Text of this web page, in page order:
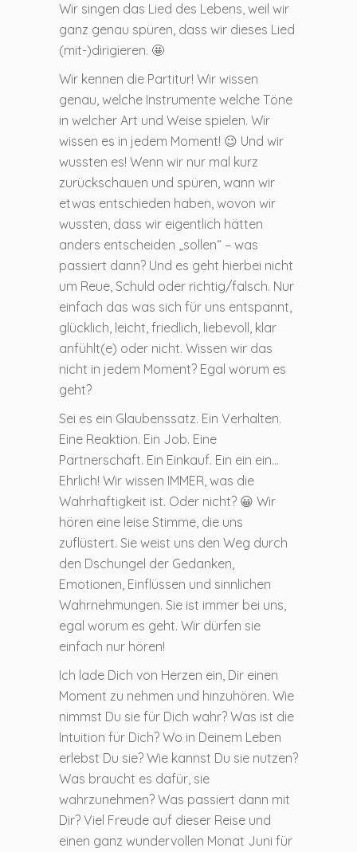
Wir singen das Lied des Lebens, weil wir
ganz genau spüren, dass wir dieses Lied
(mit-)dirigieren. 🤩
Wir kennen die Partitur! Wir wissen
genau, welche Instrumente welche Töne
in welcher Art und Weise spielen. Wir
wissen es in jedem Moment! 😉 Und wir
wussten es! Wenn wir nur mal kurz
zurückschauen und spüren, wann wir
etwas entschieden haben, wovon wir
wussten, dass wir eigentlich hätten
anders entscheiden „sollen“ – was
passiert dann? Und es geht hierbei nicht
um Reue, Schuld oder richtig/falsch. Nur
einfach das was sich für uns entspannt,
glücklich, leicht, friedlich, liebevoll, klar
anfühlt(e) oder nicht. Wissen wir das
nicht in jedem Moment? Egal worum es
geht?
Sei es ein Glaubenssatz. Ein Verhalten.
Eine Reaktion. Ein Job. Eine
Partnerschaft. Ein Einkauf. Ein ein ein…
Ehrlich! Wir wissen IMMER, was die
Wahrhaftigkeit ist. Oder nicht? 😀 Wir
hören eine leise Stimme, die uns
zuflüstert. Sie weist uns den Weg durch
den Dschungel der Gedanken,
Emotionen, Einflüssen und sinnlichen
Wahrnehmungen. Sie ist immer bei uns,
egal worum es geht. Wir dürfen sie
einfach nur hören!
Ich lade Dich von Herzen ein, Dir einen
Moment zu nehmen und hinzuhören. Wie
nimmst Du sie für Dich wahr? Was ist die
Intuition für Dich? Wo in Deinem Leben
erlebst Du sie? Wie kannst Du sie nutzen?
Was braucht es dafür, sie
wahrzunehmen? Was passiert dann mit
Dir? Viel Freude auf dieser Reise und
einen ganz wundervollen Monat Juni für